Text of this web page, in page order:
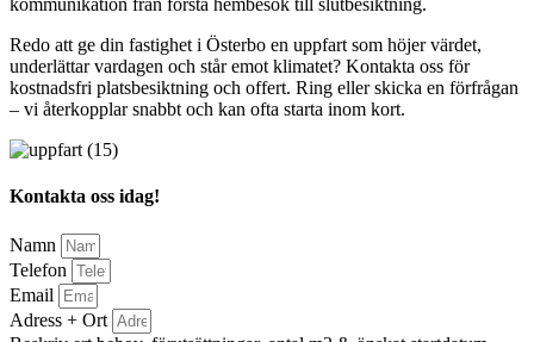
kommunikation från första hembesök till slutbesiktning.
Redo att ge din fastighet i Österbo en uppfart som höjer värdet,
underlättar vardagen och står emot klimatet? Kontakta oss för
kostnadsfri platsbesiktning och offert. Ring eller skicka en förfrågan
– vi återkopplar snabbt och kan ofta starta inom kort.
Kontakta oss idag!
Namn
Telefon
Email
Adress + Ort